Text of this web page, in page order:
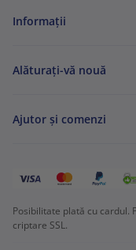
Informaţii
Alăturați-vă nouă
Ajutor și comenzi
Posibilitate plată cu
criptare SSL.